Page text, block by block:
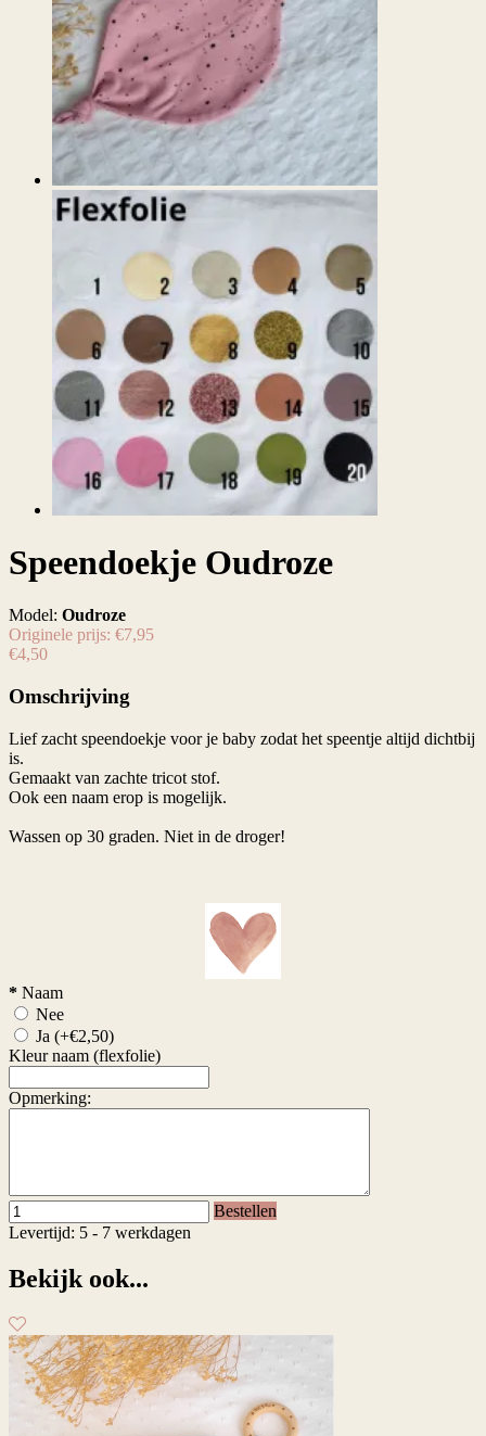
Speendoekje Oudroze
Model: Oudroze
Originele prijs: €7,95
€4,50
Omschrijving
Lief zacht speendoekje voor je baby zodat het speentje altijd dichtbij
is.
Gemaakt van zachte tricot stof.
Ook een naam erop is mogelijk.
Wassen op 30 graden. Niet in de droger!
* Naam
Nee
Ja (+€2,50)
Kleur naam (flexfolie)
Opmerking:
Bestellen
Levertijd: 5 - 7 werkdagen
Bekijk ook...